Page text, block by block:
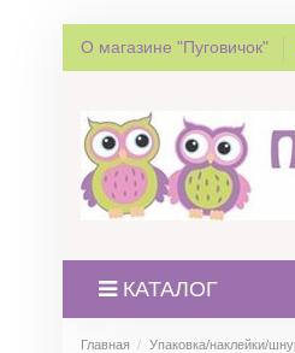
О магазине "Пуговичок"
КАТАЛОГ
Главная Упаковка/наклейки/